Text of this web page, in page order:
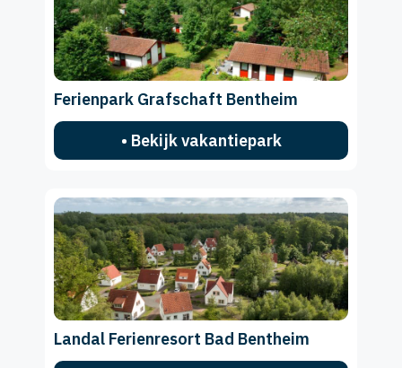
Ferienpark Grafschaft Bentheim
• Bekijk vakantiepark
Landal Ferienresort Bad Bentheim